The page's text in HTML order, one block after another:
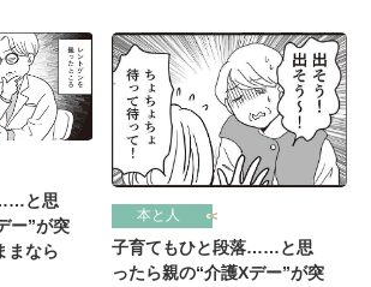
と思
ー”が突
まなら
本と人
子育てもひと段落……と思
ったら親の“介護Xデー”が突